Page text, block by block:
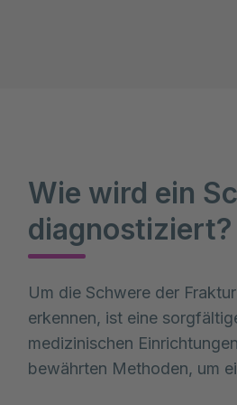
Wie wird ein
diagnostiziert?
Um die Schwere der
erkennen, ist eine
medizinischen
bewährten Methoden, um